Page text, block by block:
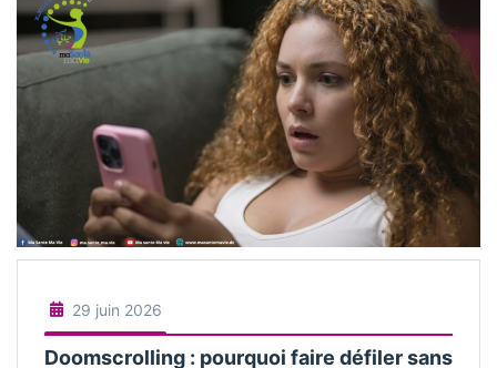
29 juin 2026
Doomscrolling : pourquoi faire défiler sans